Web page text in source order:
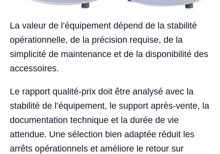
La valeur de l’équipement dépend de la stabilité
opérationnelle, de la précision requise, de la
simplicité de maintenance et de la disponibilité des
accessoires.
Le rapport qualité-prix doit être analysé avec la
stabilité de l’équipement, le support après-vente, la
documentation technique et la durée de vie
attendue. Une sélection bien adaptée réduit les
arrêts opérationnels et améliore le retour sur